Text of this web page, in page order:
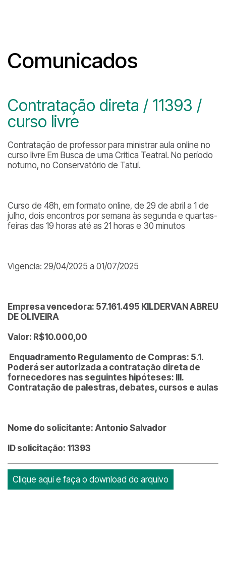
Comunicados
Contratação direta / 11393 /
curso livre
Contratação de professor para ministrar aula online no
curso livre Em Busca de uma Crítica Teatral. No período
noturno, no Conservatório de Tatuí.
Curso de 48h, em formato online, de 29 de abril a 1 de
julho, dois encontros por semana às segunda e quartas-
feiras das 19 horas até as 21 horas e 30 minutos
Vigencia: 29/04/2025 a 01/07/2025
Empresa vencedora: 57.161.495 KILDERVAN ABREU
DE OLIVEIRA
Valor: R$10.000,00
Enquadramento Regulamento de Compras: 5.1.
Poderá ser autorizada a contratação direta de
fornecedores nas seguintes hipóteses: III.
Contratação de palestras, debates, cursos e aulas
Nome do solicitante: Antonio Salvador
ID solicitação: 11393
Clique aqui e faça o download do arquivo